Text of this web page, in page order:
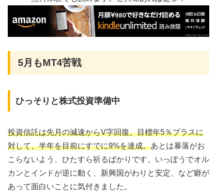
5月もMT4苦戦
ひっそりと株式投資準備中
投資信託は先月の減速からV字回復。目標年5％プラスに
対して、半年を目前にすでに9%を達成。あとは暴落がお
こらないよう、ひたすら祈るばかりです。いっぽうでオル
カンとインドが逆に動く、新興国がわりと安定、など癖が
あって面白いことに気付きました。